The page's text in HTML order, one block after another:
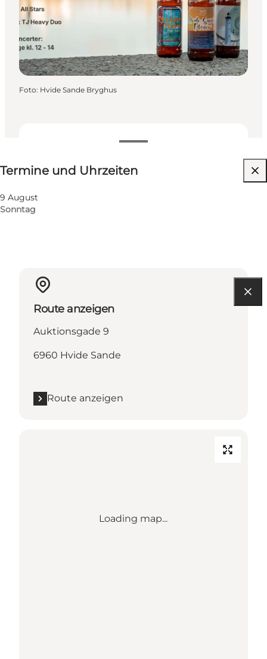
Termine und Uhrzeiten
Termine und Uhrzeiten
9 August
Sonntag
Website besuchen
Foto: Hvide Sande Bryghus
Route anzeigen
Auktionsgade 9
6960 Hvide Sande
Route anzeigen
Loading map...